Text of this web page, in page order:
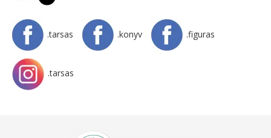
.tarsas .konyv .figuras
.tarsas